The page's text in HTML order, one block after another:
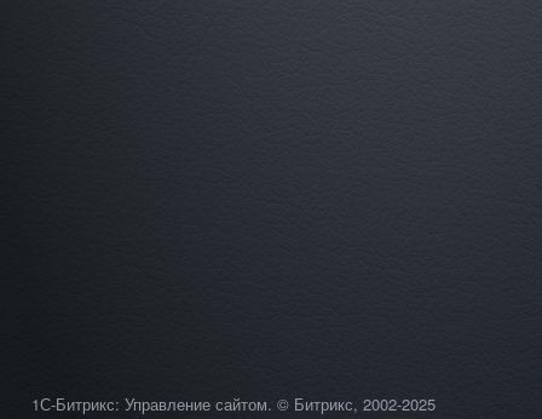
1С-Битрикс: Управление сайтом. © Битрикс, 2002-2025